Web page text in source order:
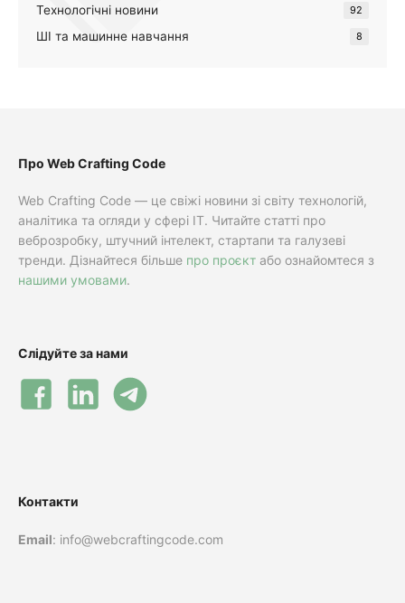
Технологічні новини 92
ШІ та машинне навчання 8
Про Web Crafting Code
Web Crafting Code — це свіжі новини зі світу технологій,
аналітика та огляди у сфері IT. Читайте статті про
веброзробку, штучний інтелект, стартапи та галузеві
тренди. Дізнайтеся більше про проєкт або ознайомтеся з
нашими умовами.
Слідуйте за нами
Контакти
Email: info@webcraftingcode.com